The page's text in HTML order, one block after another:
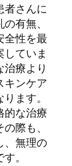
者さんに
有無、
全性を最
ていま
療より
キンケア
ます。
的な治療
際も、
、無理の
。